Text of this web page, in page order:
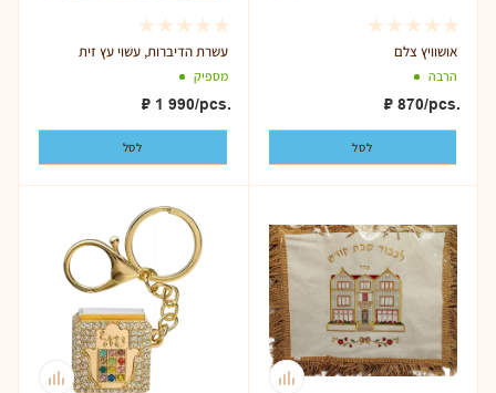
עשרת הדיברות, עשוי עץ זית
מספיק
₽ 1 990/pcs.
לסל
אושוויץ צלם
הרבה
₽ 870/pcs.
לסל